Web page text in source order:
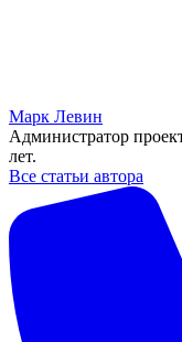
Марк Левин
Администратор
лет.
Все статьи автора